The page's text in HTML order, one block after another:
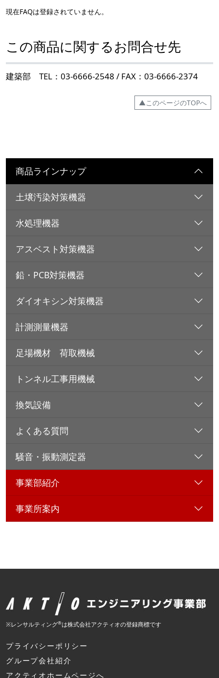
現在FAQは登録されていません。
この商品に関するお問合せ先
建築部 TEL：03-6666-2548 / FAX：03-6666-2374
▲このページのTOPへ
商品ラインナップ
土壌汚染対策機器
水処理機器
アスベスト対策機器
鉛・PCB対策機器
ダイオキシン対策機器
計測測量機器
足場機材 荷取機械
トンネル工事用機械
換気設備
よくある質問
騒音・振動測定器
事業部紹介
事業所案内
※レンサルティング®は株式会社アクティオの登録商標です
プライバシーポリシー
グループ会社紹介
アクティオホームページへ